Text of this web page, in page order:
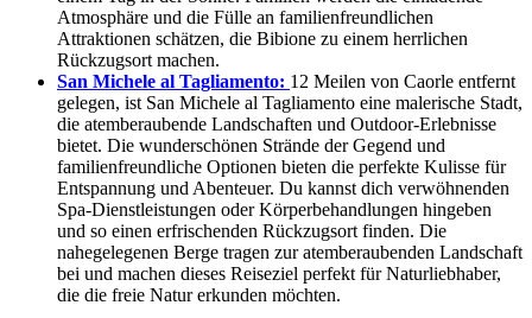
Atmosphäre und die Fülle an familienfreundlichen
Attraktionen schätzen, die Bibione zu einem herrlichen
Rückzugsort machen.
San Michele al Tagliamento: 12 Meilen von Caorle entfernt
gelegen, ist San Michele al Tagliamento eine malerische Stadt,
die atemberaubende Landschaften und Outdoor-Erlebnisse
bietet. Die wunderschönen Strände der Gegend und
familienfreundliche Optionen bieten die perfekte Kulisse für
Entspannung und Abenteuer. Du kannst dich verwöhnenden
Spa-Dienstleistungen oder Körperbehandlungen hingeben
und so einen erfrischenden Rückzugsort finden. Die
nahegelegenen Berge tragen zur atemberaubenden Landschaft
bei und machen dieses Reiseziel perfekt für Naturliebhaber,
die die freie Natur erkunden möchten.